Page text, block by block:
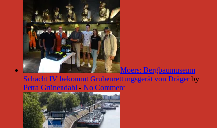
Moers: Bergbaumuseum
Schacht IV bekommt Grubenrettungsgerät von Dräger by
Petra Grünendahl - No Comment